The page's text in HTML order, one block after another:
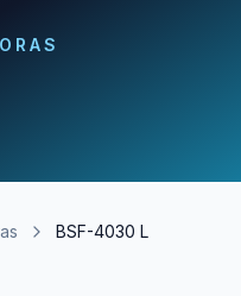
BSF-4030 L